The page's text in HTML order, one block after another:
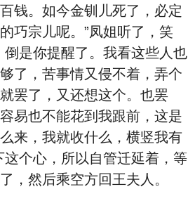
钱。如今金钏儿死了，必定
巧宗儿呢。”凤姐听了，笑
倒是你提醒了。我看这些人也
了，苦事情又侵不着，弄个
罢了，又还想这个。也罢
易也不能花到我跟前，这是
来，我就收什么，横竖我有
这个心，所以自管迁延着，等
，然后乘空方回王夫人。